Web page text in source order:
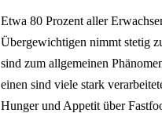
Etwa 80 Prozent aller
Übergewichtigen nimmt stetig
sind zum allgemeinen
einen sind viele stark
Hunger und Appetit über